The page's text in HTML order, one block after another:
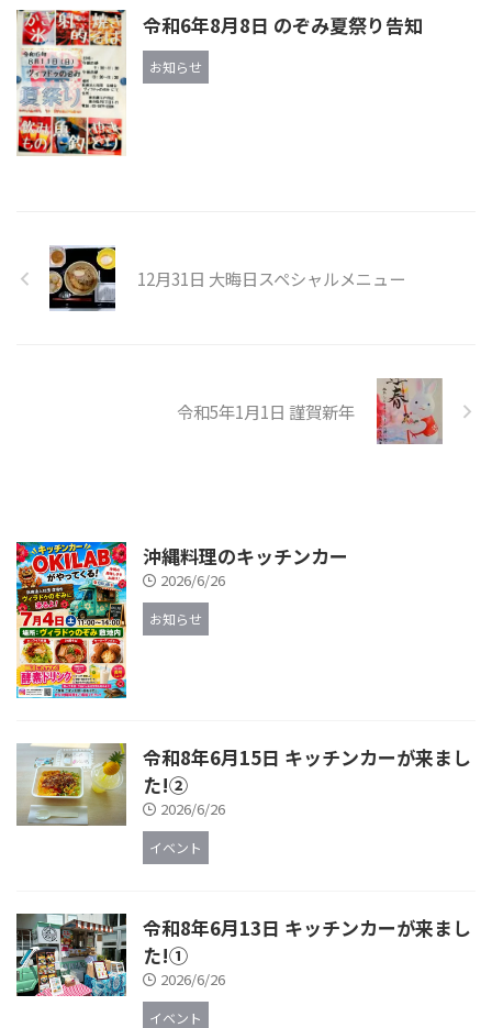
令和6年8月8日 のぞみ夏祭り告知
お知らせ
12月31日 大晦日スペシャルメニュー
令和5年1月1日 謹賀新年
沖縄料理のキッチンカー
2026/6/26
お知らせ
令和8年6月15日 キッチンカーが来まし
た!②
2026/6/26
イベント
令和8年6月13日 キッチンカーが来まし
た!①
2026/6/26
イベント